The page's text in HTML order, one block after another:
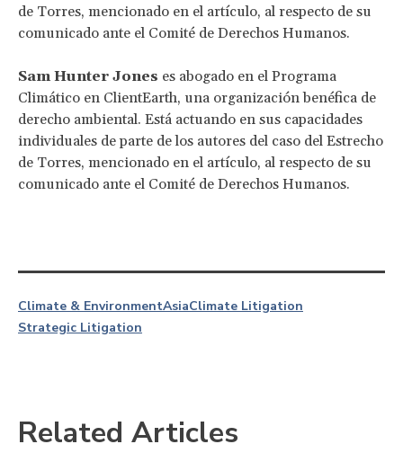
de Torres, mencionado en el artículo, al respecto de su
comunicado ante el Comité de Derechos Humanos.
Sam Hunter Jones es abogado en el Programa
Climático en ClientEarth, una organización benéfica de
derecho ambiental. Está actuando en sus capacidades
individuales de parte de los autores del caso del Estrecho
de Torres, mencionado en el artículo, al respecto de su
comunicado ante el Comité de Derechos Humanos.
Climate & EnvironmentAsiaClimate Litigation
Strategic Litigation
Related Articles